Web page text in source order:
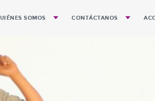
SOMOS
Historia
Misión
CONTÁCTANOS